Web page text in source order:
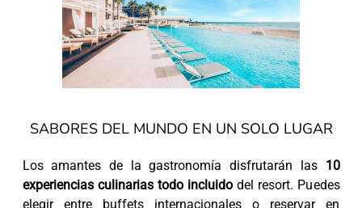
SABORES DEL MUNDO EN UN SOLO LUGAR
Los amantes de la gastronomía disfrutarán las 10
experiencias culinarias todo incluido del resort. Puedes
elegir entre buffets internacionales o reservar en